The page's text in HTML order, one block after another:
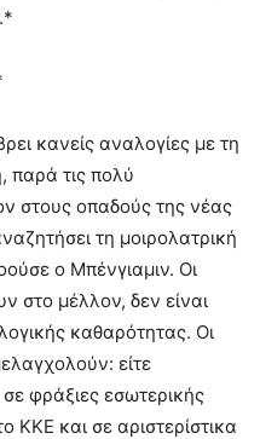
κανείς αναλογίες με τη
παρά τις πολύ
στους οπαδούς της νέας
τη μοιρολατρική
ο Μπένγιαμιν. Οι
στο μέλλον, δεν είναι
καθαρότητας. Οι
είτε
φράξιες εσωτερικής
ΚΚΕ και σε αριστερίστικα